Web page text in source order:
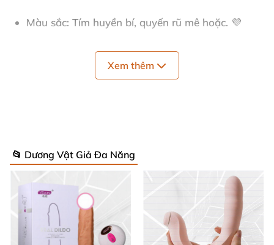
Màu sắc: Tím huyền bí, quyến rũ mê hoặc. 💜
Chiều dài tổng: 13.5 cm – vừa vặn, dễ sử dụng
vuốt ve chính xác, đánh thức mọi giác quan.
Động cơ
: 2 motor mạnh mẽ riêng biệt, mỗi motor
8 chế độ rung đa dạng – rung liên tục, bùng nổ
khoái lạc! 🚀
Xem thêm
📂 Dương Vật Giả Đa Năng